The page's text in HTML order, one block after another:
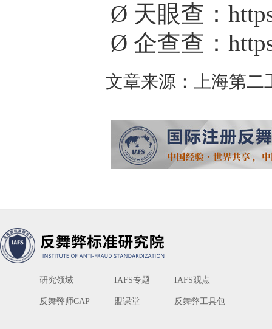
Ø 天眼查：
Ø 企查查：
文章来源：上海第二
研究领域
反舞弊师CAP
IAFS专题
盟课堂
IAFS观点
反舞弊工具包